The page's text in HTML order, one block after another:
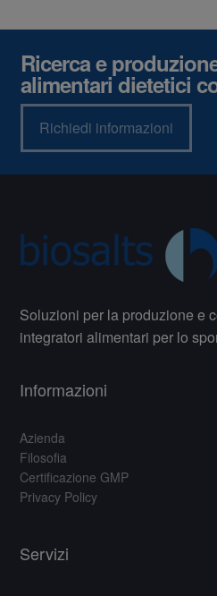
Ricerca e
alimentari dietetici
Richiedi informazioni
Soluzioni per la produzione e
integratori alimentari per lo
Informazioni
Azienda
Filosofia
Certificazione GMP
Privacy Policy
Servizi